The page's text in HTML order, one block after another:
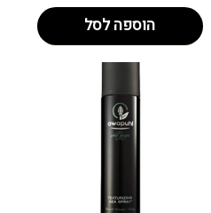
הוספה לסל